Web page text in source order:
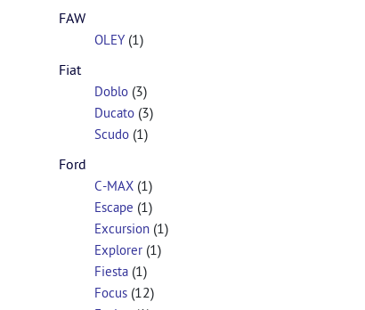
FAW
OLEY(1)
Fiat
Doblo(3)
Ducato(3)
Scudo(1)
Ford
C-MAX(1)
Escape (1)
Excursion(1)
Explorer(1)
Fiesta(1)
Focus(12)